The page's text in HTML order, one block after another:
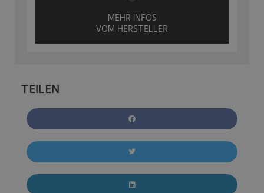
MEHR INFOS
VOM HERSTELLER
TEILEN